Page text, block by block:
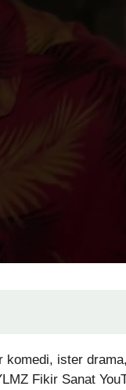
komedi, ister drama,
Fikir Sanat